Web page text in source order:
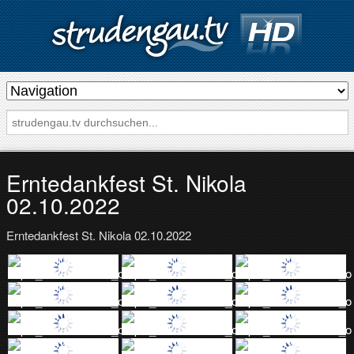
s
t
r
u
d
e
n
g
u
.
t
Erntedankfest St. Nikola
02.10.2022
Erntedankfest St. Nikola 02.10.2022